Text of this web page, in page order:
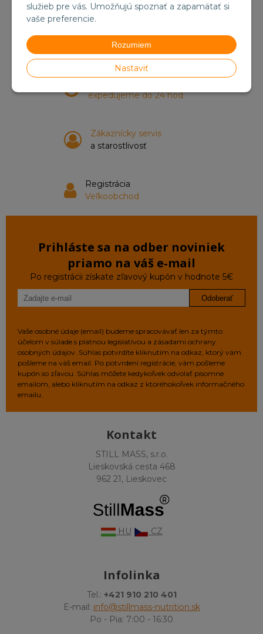
služieb pre vás. Umožňujú spoznať a zapamätať si
vaše preferencie.
Rozumiem
Nastaviť
pri nákupe nad 55 €
expedujeme do 24 hod.
Zákaznícky servis
a starostlivosť
Registrácia
Veľkoobchod
Prihláste sa na odber noviniek
priamo na váš e‑mail
Po registrácii získate zľavový kupón v hodnote 5€
Odoberať
Vaše osobné údaje (email) budeme spracovávať len za týmto
účelom v súlade s platnou legislatívou a zásadami ochrany
osobných údajov. Súhlas potvrdíte kliknutím na odkaz, ktorý vám
pošleme na váš email. Po potvrdení registrácie, vám pošleme
kupón so zľavou. Súhlas môžete kedykoľvek odvolať písomne
emailom, alebo kliknutím na odkaz z ktoréhokoľvek informačného
emailu.
Kontakt
STILL MASS, s.r.o.
Lieskovská cesta 468
962 21, Lieskovec
HU CZ
Infolinka
Tel.: +421 910 210 401
E-mail: info@stillmass-nutrition.sk
Po - Pia: 7:00 - 16:30